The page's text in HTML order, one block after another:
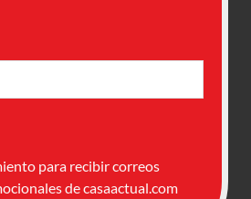
para recibir correos
de casaactual.com